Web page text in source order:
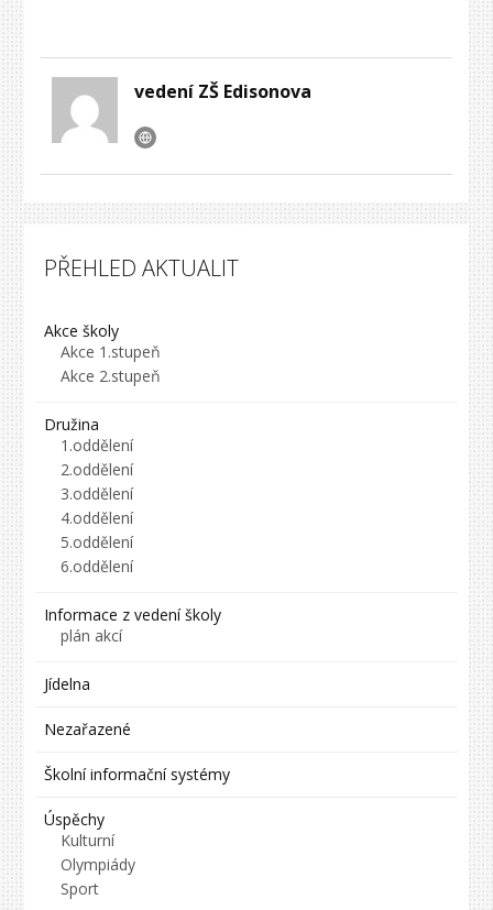
vedení ZŠ Edisonova
PŘEHLED AKTUALIT
Akce školy
Akce 1.stupeň
Akce 2.stupeň
Družina
1.oddělení
2.oddělení
3.oddělení
4.oddělení
5.oddělení
6.oddělení
Informace z vedení školy
plán akcí
Jídelna
Nezařazené
Školní informační systémy
Úspěchy
Kulturní
Olympiády
Sport